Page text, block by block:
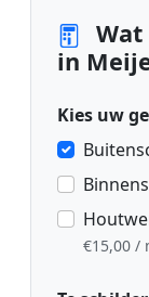
in
Kies uw
€15,00 /